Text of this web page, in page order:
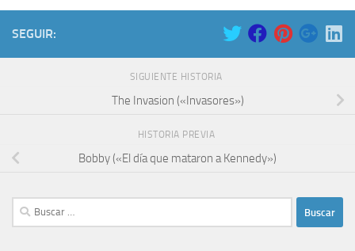
SEGUIR:
SIGUIENTE HISTORIA
The Invasion («Invasores»)
HISTORIA PREVIA
Bobby («El día que mataron a Kennedy»)
Buscar: